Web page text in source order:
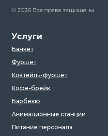
© 2026 Все права защищены
Услуги
Банкет
Фуршет
Коктейль-фуршет
Кофе-брейк
Барбекю
Анимационные станции
Питание персонала